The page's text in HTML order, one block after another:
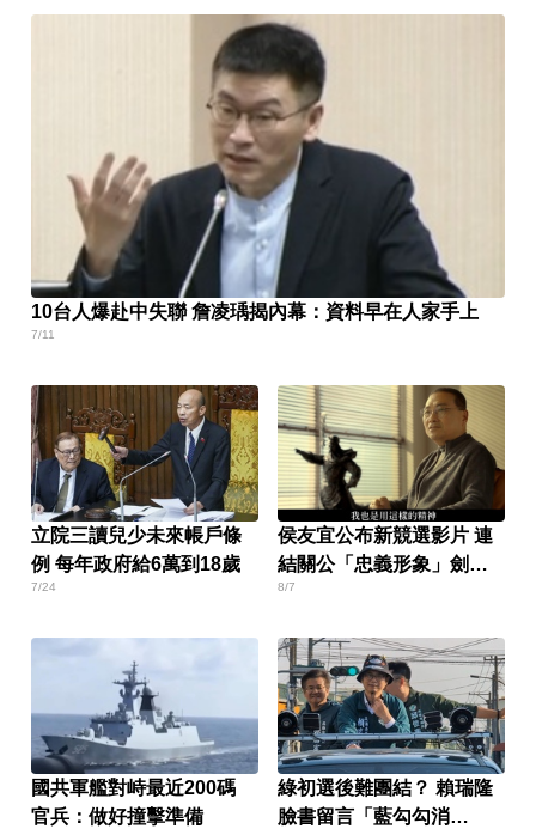
10台人爆赴中失聯 詹凌瑀揭內幕：資料早在人家手上
7/11
立院三讀兒少未來帳戶條
例 每年政府給6萬到18歲
7/24
侯友宜公布新競選影片 連
結關公「忠義形象」劍指
郭？
8/7
國共軍艦對峙最近200碼
官兵：做好撞擊準備
綠初選後難團結？ 賴瑞隆
臉書留言「藍勾勾消